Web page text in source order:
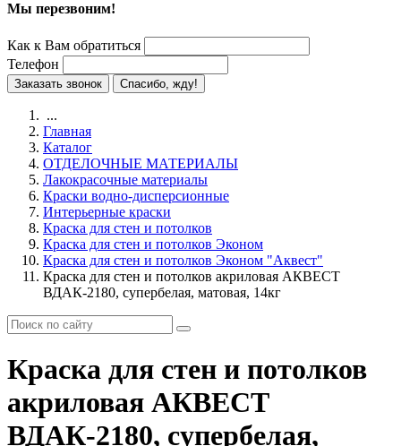
Мы перезвоним!
Как к Вам обратиться
Телефон
Заказать звонок Спасибо, жду!
...
Главная
Каталог
ОТДЕЛОЧНЫЕ МАТЕРИАЛЫ
Лакокрасочные материалы
Краски водно-дисперсионные
Интерьерные краски
Краска для стен и потолков
Краска для стен и потолков Эконом
Краска для стен и потолков Эконом "Аквест"
Краска для стен и потолков акриловая АКВЕСТ
ВДАК-2180, супербелая, матовая, 14кг
Краска для стен и потолков
акриловая АКВЕСТ
ВДАК-2180, супербелая,